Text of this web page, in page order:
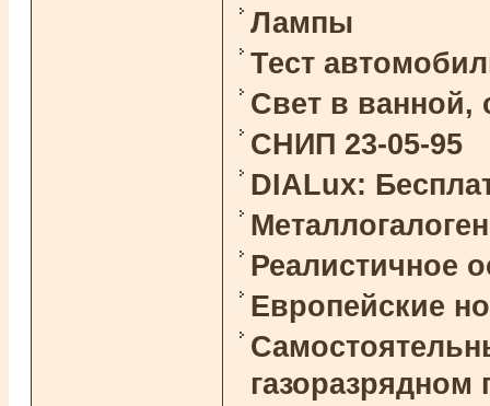
Лампы
Тест
Свет в ванной,
СНИП 23-05-95
DIALux:
Реалистичное
Европейские